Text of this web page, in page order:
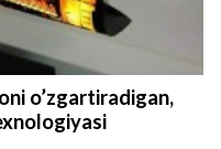
o’zgartiradigan,